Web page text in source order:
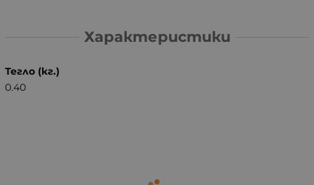
Характеристики
Тегло (кг.)
0.40